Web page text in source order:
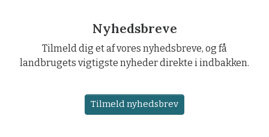
Nyhedsbreve
Tilmeld dig et af vores nyhedsbreve, og få
landbrugets vigtigste nyheder direkte i indbakken.
Tilmeld nyhedsbrev